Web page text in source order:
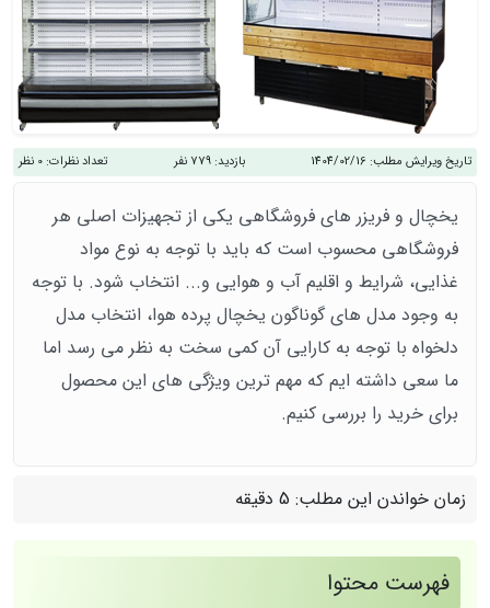
تاریخ ویرایش مطلب: 1404/02/16 بازدید: 779 نفر تعداد نظرات: 0 نظر
یخچال و فریزر های فروشگاهی یکی از تجهیزات اصلی هر
فروشگاهی محسوب است که باید با توجه به نوع مواد
غذایی، شرایط و اقلیم آب و هوایی و... انتخاب شود. با توجه
به وجود مدل های گوناگون یخچال پرده هوا، انتخاب مدل
دلخواه با توجه به کارایی آن کمی سخت به نظر می رسد اما
ما سعی داشته ایم که مهم ترین ویژگی های این محصول
برای خرید را بررسی کنیم.
زمان خواندن این مطلب: 5 دقیقه
فهرست محتوا